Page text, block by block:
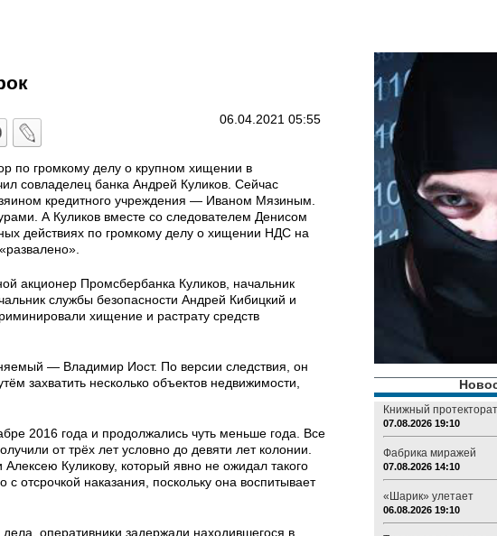
06.04.2021 05:55
по громкому делу о крупном хищении в
совладелец банка Андрей Куликов. Сейчас
кредитного учреждения — Иваном Мязиным.
А Куликов вместе со следователем Денисом
действиях по громкому делу о хищении НДС на
акционер Промсбербанка Куликов, начальник
службы безопасности Андрей Кибицкий и
хищение и растрату средств
— Владимир Иост. По версии следствия, он
захватить несколько объектов недвижимости,
2016 года и продолжались чуть меньше года. Все
от трёх лет условно до девяти лет колонии.
Куликову, который явно не ожидал такого
отсрочкой наказания, поскольку она воспитывает
оперативники задержали находившегося в
Книжный протекторат
07.08.2026 19:10
Фабрика миражей
07.08.2026 14:10
«Шарик» улетает
06.08.2026 19:10